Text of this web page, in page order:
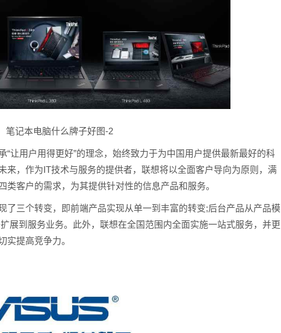
笔记本电脑什么牌子好图-2
“让用户用得更好”的理念，始终致力于为中国用户提供最新最好的科
来，作为IT技术与服务的提供者，联想将以全面客户导向为原则，满
客户的需求，为其提供针对性的信息产品和服务。
了三个转变，即前端产品实现从单一到丰富的转变;后台产品从产品模
展到服务业务。此外，联想在全国范围内全面实施一站式服务，并更
实提高竞争力。